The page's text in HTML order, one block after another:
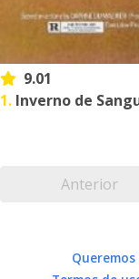
9.01
1. Inverno de
Anterior